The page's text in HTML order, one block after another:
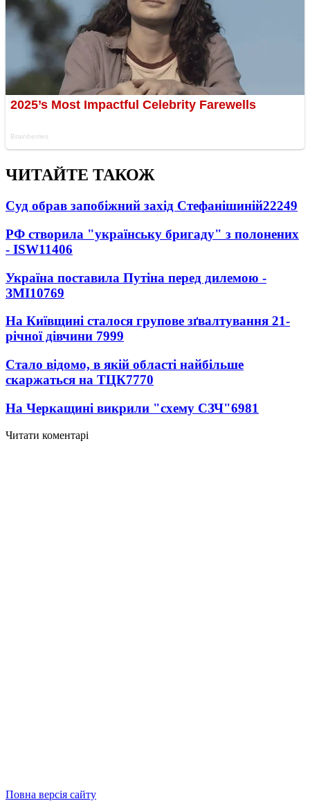
ЧИТАЙТЕ ТАКОЖ
Суд обрав запобіжний захід Стефанішиній22249
РФ створила "українську бригаду" з полонених
- ISW11406
Україна поставила Путіна перед дилемою -
ЗМІ10769
На Київщині сталося групове зґвалтування 21-
річної дівчини 7999
Стало відомо, в якій області найбільше
скаржаться на ТЦК7770
На Черкащині викрили "схему СЗЧ"6981
Читати коментарі
Повна версія сайту